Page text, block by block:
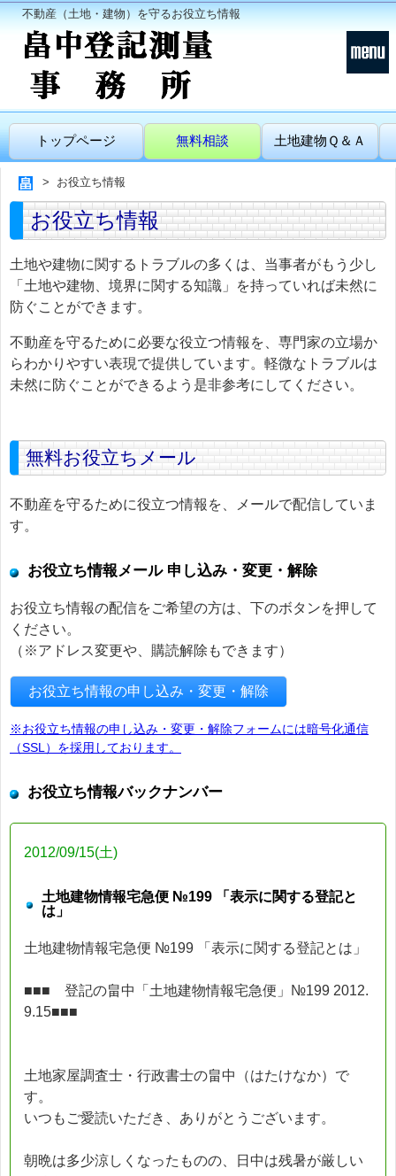
不動産（土地・建物）を守るお役立ち情報
トップページ 無料相談 土地建物Ｑ＆Ａ
お役立ち情報
お役立ち情報
土地や建物に関するトラブルの多くは、当事者がもう少し
「土地や建物、境界に関する知識」を持っていれば未然に
防ぐことができます。
不動産を守るために必要な役立つ情報を、専門家の立場か
らわかりやすい表現で提供しています。軽微なトラブルは
未然に防ぐことができるよう是非参考にしてください。
無料お役立ちメール
不動産を守るために役立つ情報を、メールで配信していま
す。
お役立ち情報メール 申し込み・変更・解除
お役立ち情報の配信をご希望の方は、下のボタンを押して
ください。
（※アドレス変更や、購読解除もできます）
お役立ち情報の申し込み・変更・解除
※お役立ち情報の申し込み・変更・解除フォームには暗号化通信
（SSL）を採用しております。
お役立ち情報バックナンバー
2012/09/15(土)
土地建物情報宅急便 №199 「表示に関する登記と
は」
土地建物情報宅急便 №199 「表示に関する登記とは」
■■■ 登記の畠中「土地建物情報宅急便」№199 2012.
9.15■■■
土地家屋調査士・行政書士の畠中（はたけなか）で
す。
いつもご愛読いただき、ありがとうございます。
朝晩は多少涼しくなったものの、日中は残暑が厳しい